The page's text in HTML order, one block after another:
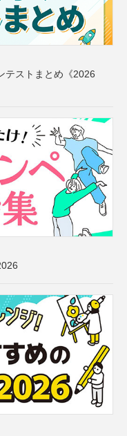
テストまとめ《2026